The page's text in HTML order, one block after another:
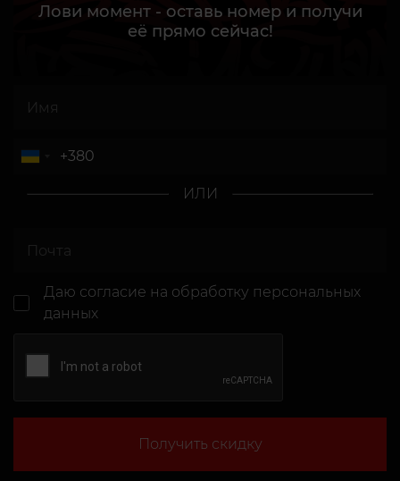
Лови момент - оставь номер и получи
её прямо сейчас!
ИЛИ
Даю согласие на обработку персональных
данных
Получить скидку